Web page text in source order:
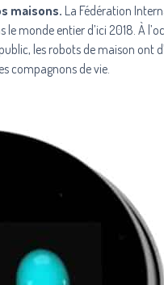
maisons. La Fédération
monde entier d’ici 2018. À
les robots de maison ont
compagnons de vie.